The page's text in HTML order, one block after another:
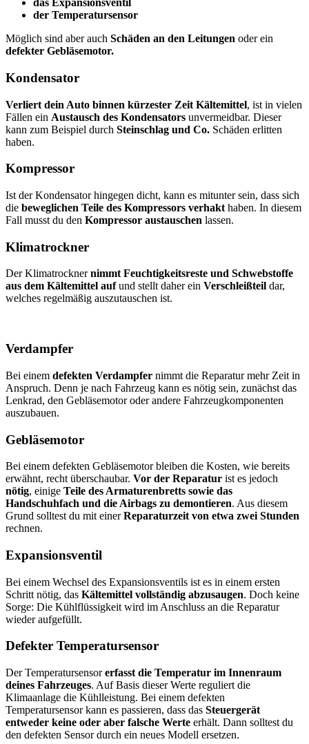
das Expansionsventil
der Temperatursensor
Möglich sind aber auch Schäden an den Leitungen oder ein
defekter Gebläsemotor.
Kondensator
Verliert dein Auto binnen kürzester Zeit Kältemittel, ist in vielen
Fällen ein Austausch des Kondensators unvermeidbar. Dieser
kann zum Beispiel durch Steinschlag und Co. Schäden erlitten
haben.
Kompressor
Ist der Kondensator hingegen dicht, kann es mitunter sein, dass sich
die beweglichen Teile des Kompressors verhakt haben. In diesem
Fall musst du den Kompressor austauschen lassen.
Klimatrockner
Der Klimatrocknernimmt Feuchtigkeitsreste und Schwebstoffe
aus dem Kältemittel aufund stellt daher ein Verschleißteil dar,
welches regelmäßig auszutauschen ist.
Verdampfer
Bei einem defekten Verdampfer nimmt die Reparatur mehr Zeit in
Anspruch. Denn je nach Fahrzeug kann es nötig sein, zunächst das
Lenkrad, den Gebläsemotor oder andere Fahrzeugkomponenten
auszubauen.
Gebläsemotor
Bei einem defekten Gebläsemotor bleiben die Kosten, wie bereits
erwähnt, recht überschaubar. Vor der Reparatur ist es jedoch
nötig, einige Teile des Armaturenbretts sowie das
Handschuhfach und die Airbags zu demontieren. Aus diesem
Grund solltest du mit einerReparaturzeit von etwa zwei Stunden
rechnen.
Expansionsventil
Bei einem Wechsel des Expansionsventils ist es in einem ersten
Schritt nötig, das Kältemittel vollständig abzusaugen. Doch keine
Sorge: Die Kühlflüssigkeit wird im Anschluss an die Reparatur
wieder aufgefüllt.
Defekter Temperatursensor
Der Temperatursensorerfasst die Temperatur im Innenraum
deines Fahrzeuges. Auf Basis dieser Werte reguliert die
Klimaanlage die Kühlleistung. Bei einem defekten
Temperatursensor kann es passieren, dass das Steuergerät
entweder keine oder aber falsche Werte erhält. Dann solltest du
den defekten Sensor durch ein neues Modell ersetzen.